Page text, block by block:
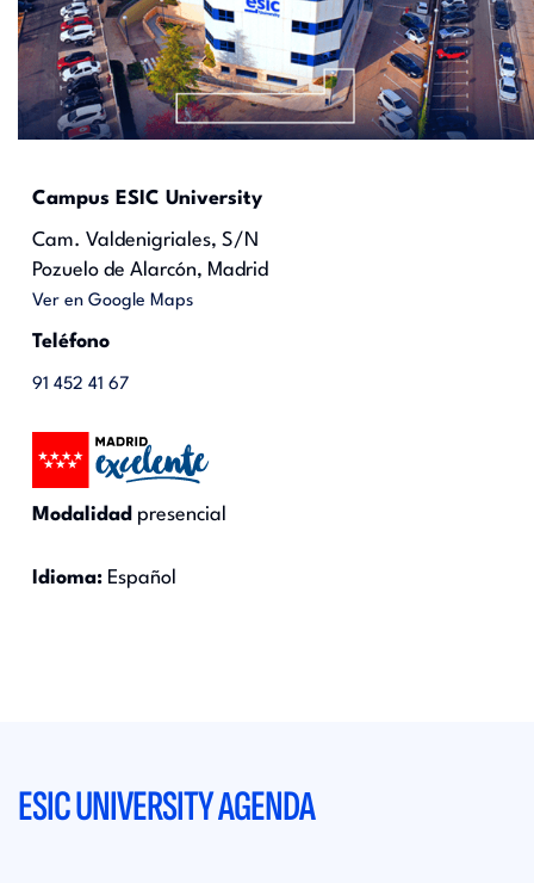
Campus ESIC University
Cam. Valdenigriales, S/N
Pozuelo de Alarcón, Madrid
Ver en Google Maps
Teléfono
91 452 41 67
Modalidad presencial
Idioma: Español
ESIC UNIVERSITY AGENDA